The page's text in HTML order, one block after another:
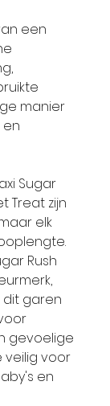
een
manier
Sugar
Treat zijn
elk
Rush
garen
gevoelige
veilig voor
en